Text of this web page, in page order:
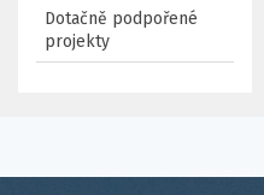
Dotačně podpořené
projekty